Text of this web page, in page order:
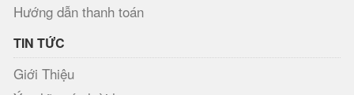
Hướng dẫn thanh toán
TIN TỨC
Giới Thiệu